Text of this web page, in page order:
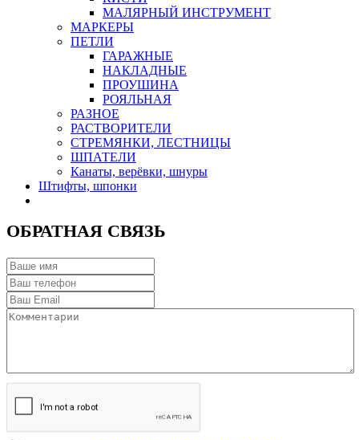
МАЛЯРНЫЙ ИНСТРУМЕНТ
МАРКЕРЫ
ПЕТЛИ
ГАРАЖНЫЕ
НАКЛАДНЫЕ
ПРОУШИНА
РОЯЛЬНАЯ
РАЗНОЕ
РАСТВОРИТЕЛИ
СТРЕМЯНКИ, ЛЕСТНИЦЫ
ШПАТЕЛИ
Канаты, верёвки, шнуры
Штифты, шпонки
ОБРАТНАЯ СВЯЗЬ